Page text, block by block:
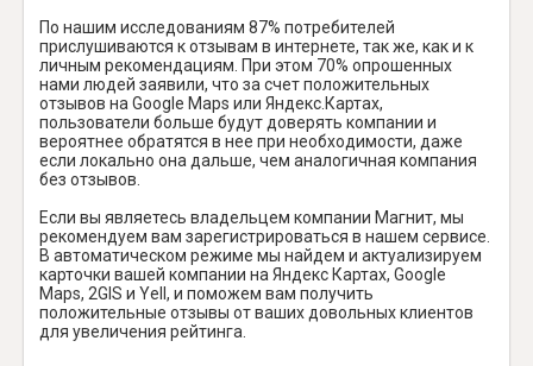
По нашим исследованиям 87% потребителей
прислушиваются к отзывам в интернете, так же, как и к
личным рекомендациям. При этом 70% опрошенных
нами людей заявили, что за счет положительных
отзывов на Google Maps или Яндекс.Картах,
пользователи больше будут доверять компании и
вероятнее обратятся в нее при необходимости, даже
если локально она дальше, чем аналогичная компания
без отзывов.
Если вы являетесь владельцем компании Магнит, мы
рекомендуем вам зарегистрироваться в нашем сервисе.
В автоматическом режиме мы найдем и актуализируем
карточки вашей компании на Яндекс Картах, Google
Maps, 2GIS и Yell, и поможем вам получить
положительные отзывы от ваших довольных клиентов
для увеличения рейтинга.